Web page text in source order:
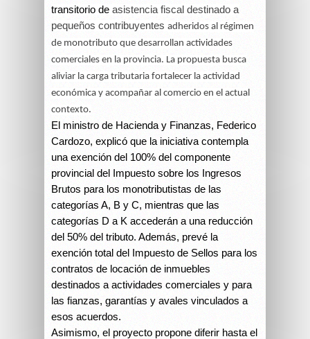
transitorio de asistencia fiscal destinado a
pequeños contribuyentes adheridos al régimen
de monotributo que desarrollan actividades
comerciales en la provincia. La propuesta busca
aliviar la carga tributaria fortalecer la actividad
económica y acompañar al comercio en el actual
contexto.
El ministro de Hacienda y Finanzas, Federico
Cardozo, explicó que la iniciativa contempla
una exención del 100% del componente
provincial del Impuesto sobre los Ingresos
Brutos para los monotributistas de las
categorías A, B y C, mientras que las
categorías D a K accederán a una reducción
del 50% del tributo. Además, prevé la
exención total del Impuesto de Sellos para los
contratos de locación de inmuebles
destinados a actividades comerciales y para
las fianzas, garantías y avales vinculados a
esos acuerdos.
Asimismo, el proyecto propone diferir hasta el